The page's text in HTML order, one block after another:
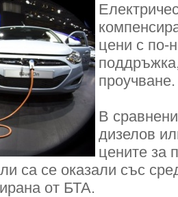
цени с по-
проучване.
В
дизелов
цените за
са се оказали със
от БТА.